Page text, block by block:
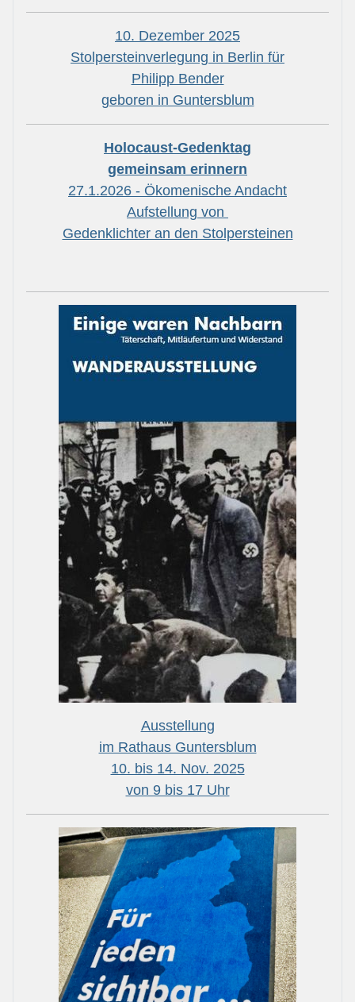
10. Dezember 2025
Stolpersteinverlegung in Berlin für
Philipp Bender
geboren in Guntersblum
Holocaust-Gedenktag
gemeinsam erinnern
27.1.2026 - Ökomenische Andacht
Aufstellung von
Gedenklichter an den Stolpersteinen
Ausstellung
im Rathaus Guntersblum
10. bis 14. Nov. 2025
von 9 bis 17 Uhr